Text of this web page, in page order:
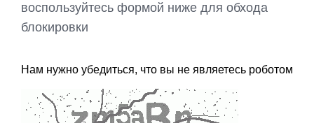
воспользуйтесь формой ниже для обхода
блокировки
Нам нужно убедиться, что вы не являетесь роботом